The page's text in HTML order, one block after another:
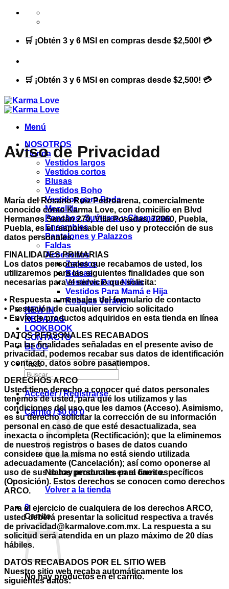
Saltar
🛒 ¡Obtén 3 y 6 MSI en compras desde $2,500! 💳
🛒 ¡Obtén 3 y 6 MSI en compras desde $2,500! 💳
Menú
NOSOTROS
Tienda
Vestidos largos
Vestidos cortos
Blusas
Vestidos Boho
Vestidos para Boda
Mezclilla
Ponchos, Suéteres y Chamarras
Ensambles
Pantalones y Palazzos
Faldas
Accesorios
Zapatos
Bolsas
Vestidos Para Niñas
Vestidos Para Mamá e Hija
Rebajas Verano
NEW IN
REBAJAS
LOOKBOOK
CONTACTO
BLOG
Buscar
por:
Acceder / Registrarse
Carrito /$0.00 0
No hay productos en el carrito.
Volver a la tienda
0
Carrito
No hay productos en el carrito.
Aviso de Privacidad
María del Rosario Ruiz Pedroarena, comercialmente
conocido como Karma Love, con domicilio en Blvd
Hermanos Serdán 270, Villa Posadas, 72060, Puebla,
Puebla, es el responsable del uso y protección de sus
datos personales.
FINALIDADES PRIMARIAS
Los datos personales que recabamos de usted, los
utilizaremos para las siguientes finalidades que son
necesarias para el servicio que solicita:
• Respuesta a mensajes del formulario de contacto
• Prestación de cualquier servicio solicitado
• Envío de productos adquiridos en esta tienda en línea
DATOS PERSONALES RECABADOS
Para las finalidades señaladas en el presente aviso de
privacidad, podemos recabar sus datos de identificación
y contacto, datos sobre pasatiempos.
DERECHOS ARCO
Usted tiene derecho a conocer qué datos personales
tenemos de usted, para qué los utilizamos y las
condiciones del uso que les damos (Acceso). Asimismo,
es su derecho solicitar la corrección de su información
personal en caso de que esté desactualizada, sea
inexacta o incompleta (Rectificación); que la eliminemos
de nuestros registros o bases de datos cuando
considere que la misma no está siendo utilizada
adecuadamente (Cancelación); así como oponerse al
uso de sus datos personales para fines específicos
(Oposición). Estos derechos se conocen como derechos
ARCO.
Para el ejercicio de cualquiera de los derechos ARCO,
usted deberá presentar la solicitud respectiva a través
de privacidad@karmalove.com.mx. La respuesta a su
solicitud será atendida en un plazo máximo de 20 días
hábiles.
DATOS RECABADOS POR EL SITIO WEB
Nuestro sitio web recaba automáticamente los
siguientes datos: